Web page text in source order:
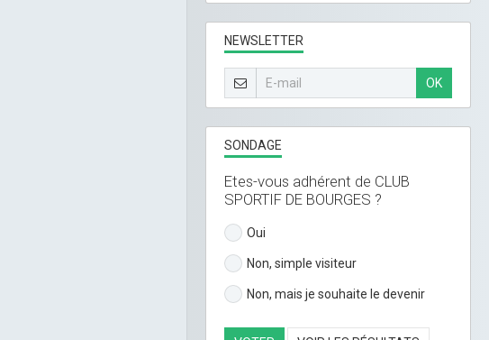
NEWSLETTER
OK
SONDAGE
Etes-vous adhérent de CLUB
SPORTIF DE BOURGES ?
Oui
Non, simple visiteur
Non, mais je souhaite le devenir